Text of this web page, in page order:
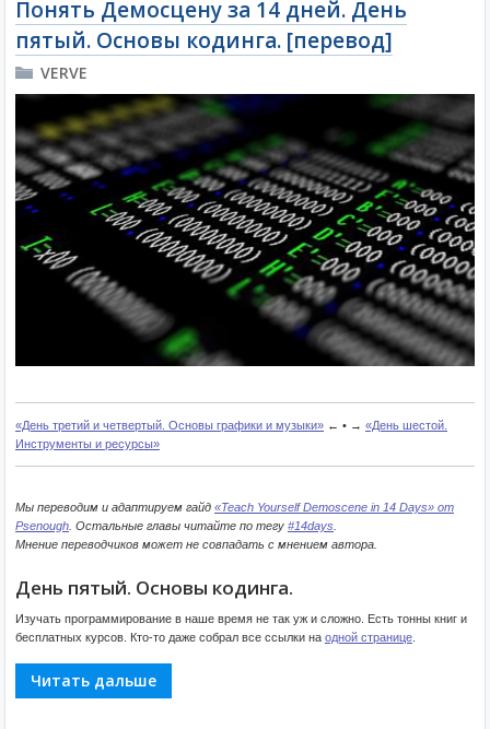
Понять Демосцену за 14 дней. День
пятый. Основы кодинга. [перевод]
VERVE
«День третий и четвертый. Основы графики и музыки» ← • → «День шестой.
Инструменты и ресурсы»
Мы переводим и адаптируем гайд «Teach Yourself Demoscene in 14 Days» от
Psenough. Остальные главы читайте по тегу #14days.
Мнение переводчиков может не совпадать с мнением автора.
День пятый. Основы кодинга.
Изучать программирование в наше время не так уж и сложно. Есть тонны книг и
бесплатных курсов. Кто-то даже собрал все ссылки на одной странице.
Читать дальше